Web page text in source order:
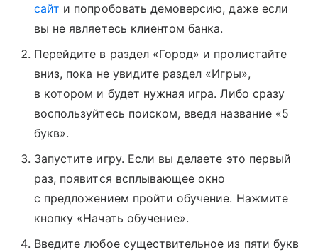
сайт и попробовать демоверсию, даже если
вы не являетесь клиентом банка.
Перейдите в раздел «Город» и пролистайте
вниз, пока не увидите раздел «Игры»,
в котором и будет нужная игра. Либо сразу
воспользуйтесь поиском, введя название «5
букв».
Запустите игру. Если вы делаете это первый
раз, появится всплывающее окно
с предложением пройти обучение. Нажмите
кнопку «Начать обучение».
Введите любое существительное из пяти букв